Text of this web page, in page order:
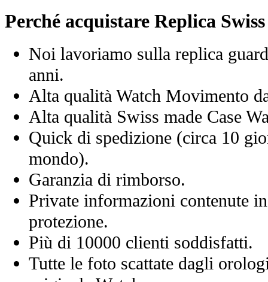
Perché acquistare Replica
Noi lavoriamo sulla replica
anni.
Alta qualità Watch Movimento
Alta qualità Swiss made Case
Quick di spedizione (circa 10
mondo).
Garanzia di rimborso.
Private informazioni contenute
protezione.
Più di 10000 clienti soddisfatti.
Tutte le foto scattate dagli